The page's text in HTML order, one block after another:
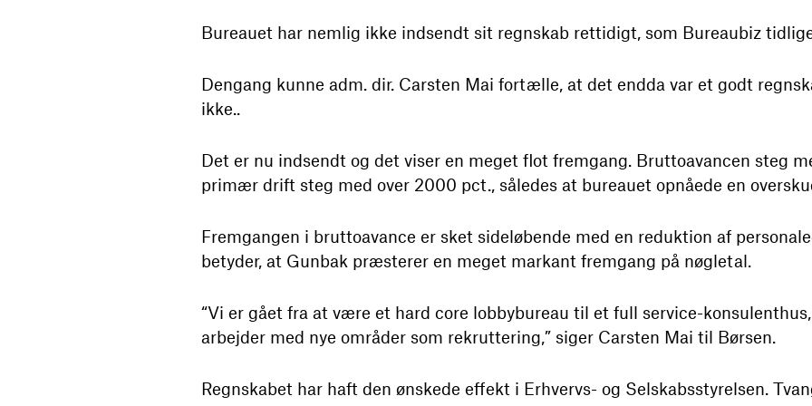
Bureauet har nemlig ikke indsendt sit regnskab rettidigt, som Bureaubiz
Dengang kunne adm. dir. Carsten Mai fortælle, at det endda var et godt
ikke..
Det er nu indsendt og det viser en meget flot fremgang. Bruttoavancen steg
primær drift steg med over 2000 pct., således at bureauet opnåede en
Fremgangen i bruttoavance er sket sideløbende med en reduktion af
betyder, at Gunbak præsterer en meget markant fremgang på nøgletal.
“Vi er gået fra at være et hard core lobbybureau til et full service-
arbejder med nye områder som rekruttering,” siger Carsten Mai til Børsen.
Regnskabet har haft den ønskede effekt i Erhvervs- og Selskabsstyrelsen.